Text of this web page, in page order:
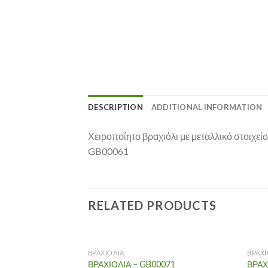
DESCRIPTION ADDITIONAL INFORMATION
Χειροποίητο βραχιόλι με μεταλλικό
GB00061
RELATED PRODUCTS
ΒΡΑΧΙΟΛΙΑ
ΒΡΑΧΙΟΛΙΑ – GB00071